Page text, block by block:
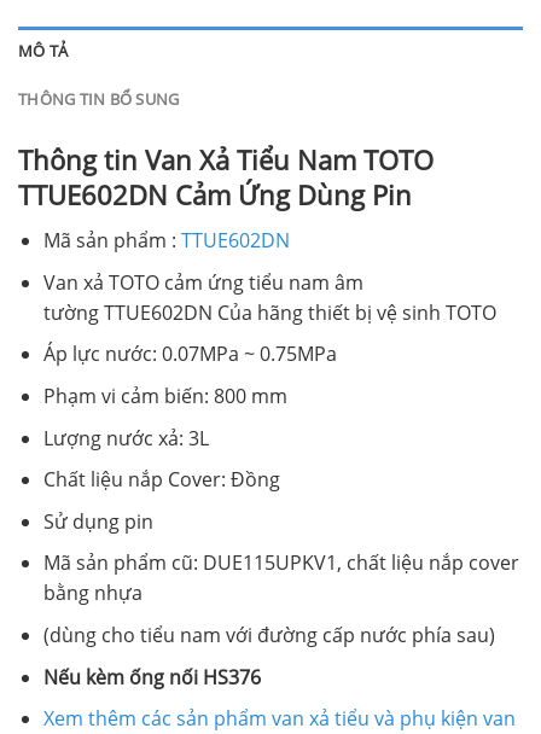
MÔ TẢ
THÔNG TIN BỔ SUNG
Thông tin Van Xả Tiểu Nam TOTO
TTUE602DN Cảm Ứng Dùng Pin
Mã sản phẩm : TTUE602DN
Van xả TOTO cảm ứng tiểu nam âm
tường TTUE602DN Của hãng thiết bị vệ sinh TOTO
Áp lực nước: 0.07MPa ~ 0.75MPa
Phạm vi cảm biến: 800 mm
Lượng nước xả: 3L
Chất liệu nắp Cover: Đồng
Sử dụng pin
Mã sản phẩm cũ: DUE115UPKV1, chất liệu nắp cover
bằng nhựa
(dùng cho tiểu nam với đường cấp nước phía sau)
Nếu kèm ống nối HS376
Xem thêm các sản phẩm van xả tiểu và phụ kiện van